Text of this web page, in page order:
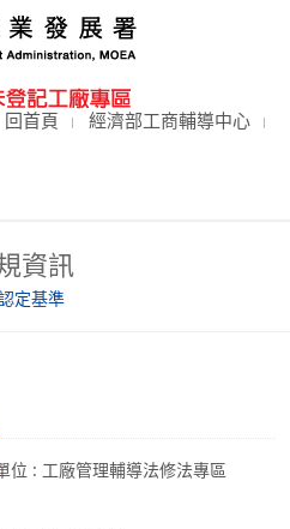
回首頁 經濟部工商輔導中心
資訊
定基準
位 : 工廠管理輔導法修法專區